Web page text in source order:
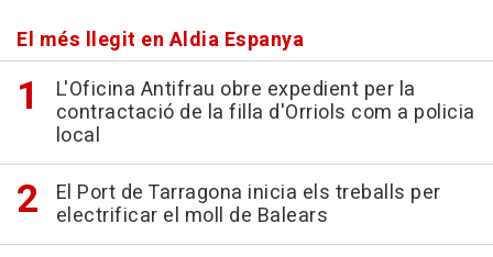
El més llegit en Aldia Espanya
L'Oficina Antifrau obre expedient per la
contractació de la filla d'Orriols com a policia
local
El Port de Tarragona inicia els treballs per
electrificar el moll de Balears